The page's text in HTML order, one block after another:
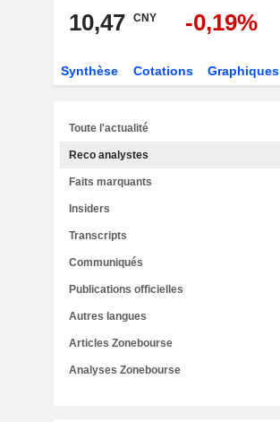
10,47 CNY -0,19%
Synthèse Cotations Graphiques
Toute l'actualité
Reco analystes
Faits marquants
Insiders
Transcripts
Communiqués
Publications officielles
Autres langues
Articles Zonebourse
Analyses Zonebourse